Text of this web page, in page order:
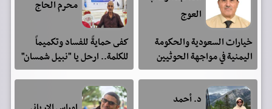
العوج
خيارات السعودية والحكومة
اليمنية في مواجهة الحوثيين
محرم الحاج
كفى حمايةً للفساد وتكميماً
للكلمة.. ارحل يا "نبيل شمسان"
د. أحمد